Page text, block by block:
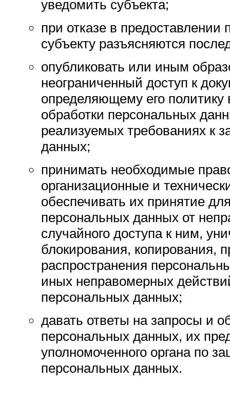
уведомить субъекта;
при отказе в
субъекту разъясняются
опубликовать или иным
неограниченный доступ к
определяющему его политику
обработки персональных
реализуемых требованиях к
данных;
принимать необходимые
организационные и
обеспечивать их принятие
персональных данных от
случайного доступа к ним,
блокирования, копирования,
распространения
иных неправомерных
персональных данных;
давать ответы на запросы и
персональных данных, их
уполномоченного органа по
персональных данных.